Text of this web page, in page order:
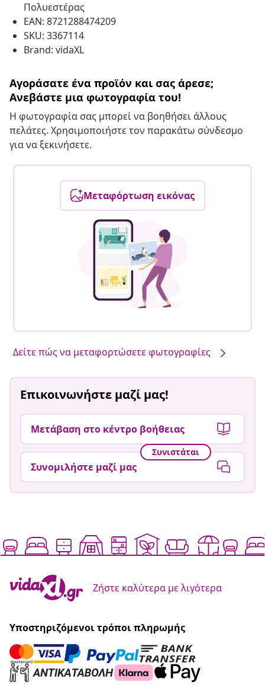
Πολυεστέρας
EAN: 8721288474209
SKU: 3367114
Brand: vidaXL
Αγοράσατε ένα προϊόν και σας άρεσε;
Ανεβάστε μια φωτογραφία του!
Η φωτογραφία σας μπορεί να βοηθήσει άλλους
πελάτες. Χρησιμοποιήστε τον παρακάτω σύνδεσμο
για να ξεκινήσετε.
Μεταφόρτωση εικόνας
Δείτε πώς να μεταφορτώσετε φωτογραφίες
Επικοινωνήστε μαζί μας!
Μετάβαση στο κέντρο βοήθειας
Συνιστάται
Συνομιλήστε μαζί μας
Ζήστε καλύτερα με λιγότερα
Υποστηριζόμενοι τρόποι πληρωμής